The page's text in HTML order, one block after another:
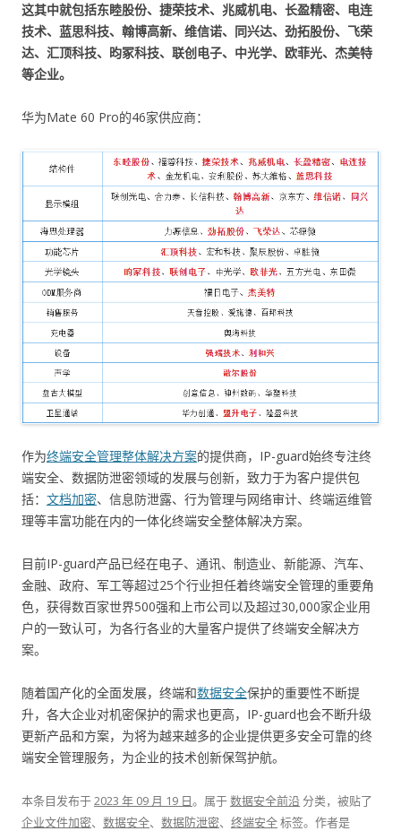
这其中就包括东睦股份、捷荣技术、兆威机电、长盈精密、电连
技术、蓝思科技、翰博高新、维信诺、同兴达、劲拓股份、飞荣
达、汇顶科技、昀冢科技、联创电子、中光学、欧菲光、杰美特
等企业。
华为Mate 60 Pro的46家供应商：
作为终端安全管理整体解决方案的提供商，IP-guard始终专注终
端安全、数据防泄密领域的发展与创新，致力于为客户提供包
括： 文档加密、信息防泄露、行为管理与网络审计、终端运维管
理等丰富功能在内的一体化终端安全整体解决方案。
目前IP-guard产品已经在电子、通讯、制造业、新能源、汽车、
金融、政府、军工等超过25个行业担任着终端安全管理的重要角
色，获得数百家世界500强和上市公司以及超过30,000家企业用
户的一致认可，为各行各业的大量客户提供了终端安全解决方
案。
随着国产化的全面发展，终端和数据安全保护的重要性不断提
升，各大企业对机密保护的需求也更高，IP-guard也会不断升级
更新产品和方案，为将为越来越多的企业提供更多安全可靠的终
端安全管理服务，为企业的技术创新保驾护航。
本条目发布于2023 年 09 月 19 日。属于数据安全前沿分类，被贴了
企业文件加密、 数据安全、 数据防泄密、 终端安全标签。 作者是